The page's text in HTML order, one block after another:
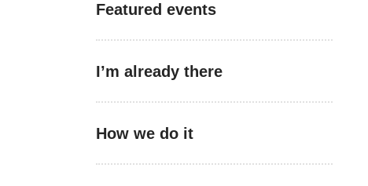
Featured events
I’m already there
How we do it